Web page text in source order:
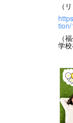
（
（
学